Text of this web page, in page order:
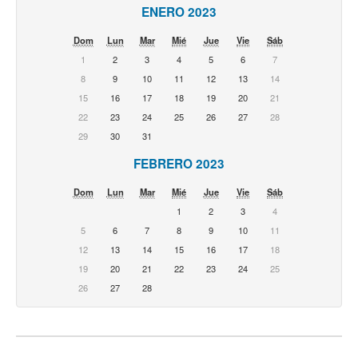
ENERO 2023
Dom Lun Mar Mié Jue Vie
Sáb
1
2 3 4 5 6
7
8
9 10 11 12 13
14
15
16 17 18 19 20
21
22
23 24 25 26 27
28
29
30 31
FEBRERO 2023
Dom Lun Mar Mié Jue Vie
Sáb
1
2 3
4
5
6 7 8 9 10
11
12
13 14 15 16 17
18
19
20 21 22 23 24
25
26
27 28